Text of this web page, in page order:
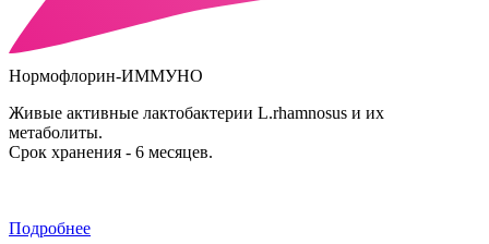
Нормофлорин-ИММУНО
Живые активные лактобактерии L.rhamnosus и их
метаболиты.
Срок хранения - 6 месяцев.
Подробнее